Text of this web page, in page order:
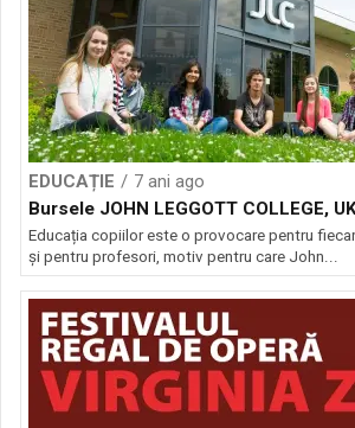
EDUCAȚIE
7 ani ago
Bursele JOHN LEGGOTT COLLEGE,
Educația copiilor este o provocare pentru
și pentru profesori, motiv pentru care John...